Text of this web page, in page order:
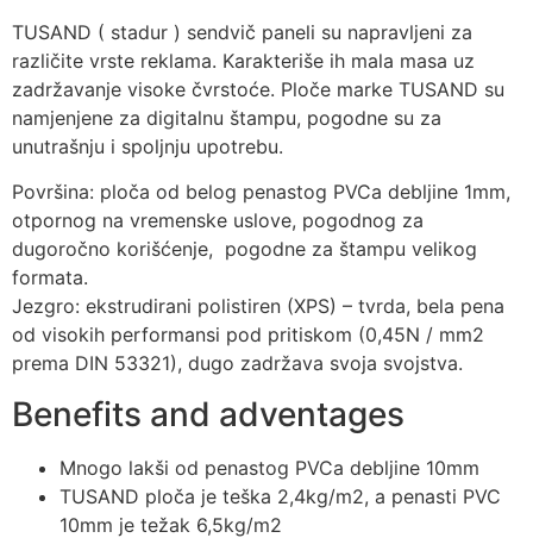
TUSAND ( stadur ) sendvič paneli su napravljeni za
različite vrste reklama. Karakteriše ih mala masa uz
zadržavanje visoke čvrstoće. Ploče marke TUSAND su
namjenjene za digitalnu štampu, pogodne su za
unutrašnju i spoljnju upotrebu.
Površina: ploča od belog penastog PVCa debljine 1mm,
otpornog na vremenske uslove, pogodnog za
dugoročno korišćenje, pogodne za štampu velikog
formata.
Jezgro: ekstrudirani polistiren (XPS) – tvrda, bela pena
od visokih performansi pod pritiskom (0,45N / mm2
prema DIN 53321), dugo zadržava svoja svojstva.
Benefits and adventages
Mnogo lakši od penastog PVCa debljine 10mm
TUSAND ploča je teška 2,4kg/m2, a penasti PVC
10mm je težak 6,5kg/m2